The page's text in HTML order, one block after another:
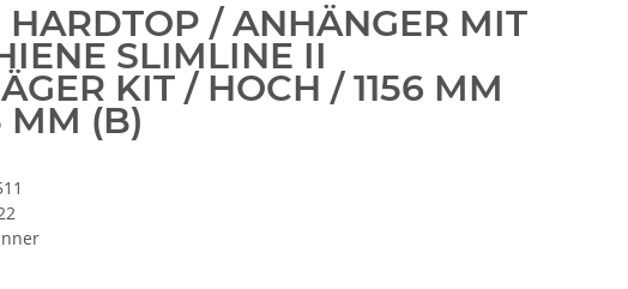
/ ANHÄNGER MIT
SLIMLINE II
KIT / HOCH / 1156 MM
MM (B)